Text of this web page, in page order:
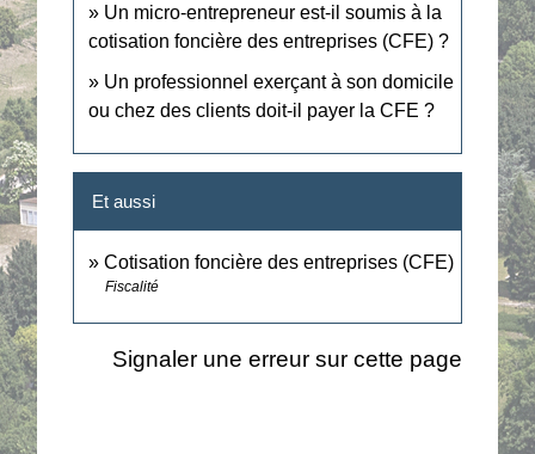
Un micro-entrepreneur est-il soumis à la
cotisation foncière des entreprises (CFE) ?
Un professionnel exerçant à son domicile
ou chez des clients doit-il payer la CFE ?
Et aussi
Cotisation foncière des entreprises (CFE)
Fiscalité
Signaler une erreur sur cette page